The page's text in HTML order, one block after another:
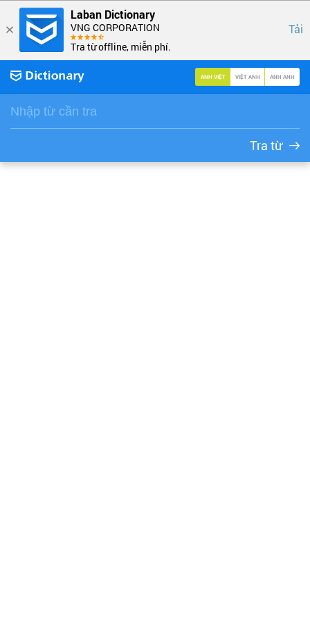
Laban Dictionary
VNG CORPORATION
Tra từ offline, miễn phí.
Tải
ANH VIỆT VIỆT ANH ANH ANH
Tra từ